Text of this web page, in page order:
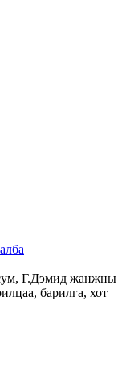
Г.Дэмид жанжны
барилга, хот